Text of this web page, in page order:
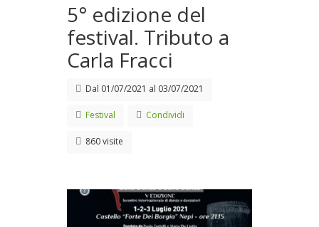
5° edizione del
festival. Tributo a
Carla Fracci
Dal 01/07/2021 al 03/07/2021
Festival Condividi
860 visite